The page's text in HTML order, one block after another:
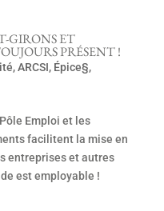
GIRONS ET
PRÉSENT !
,ARCSI, Épice§,
Emploi et les
facilitent la mise en
entreprises et autres
est employable !